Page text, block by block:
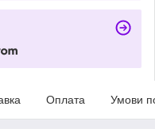
Оплата Умови